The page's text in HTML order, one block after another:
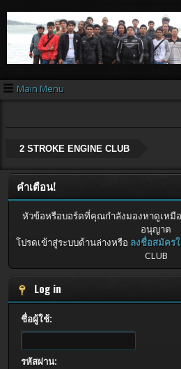
Main Menu
2 STROKE ENGINE CLUB
คำเตือน!
หัวข้อหรือบอร์ดที่คุณกำลังมองหาดูเหมื
อนุญาต
โปรดเข้าสู่ระบบด้านล่างหรือ ลงชื่อสมัคร
CLUB
Log in
ชื่อผู้ใช้:
รหัสผ่าน: